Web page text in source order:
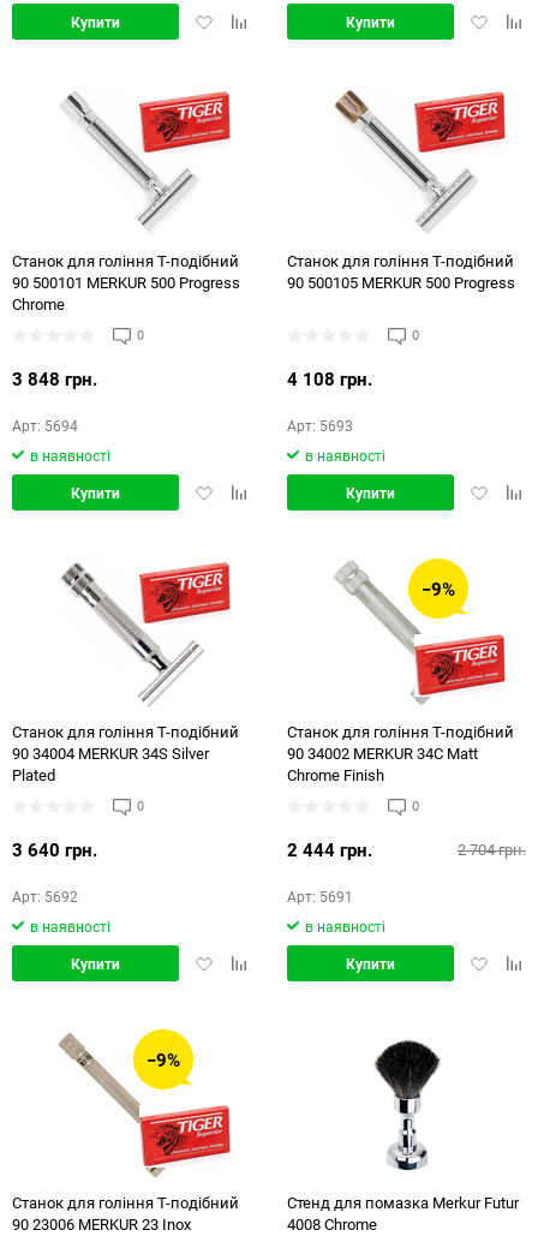
ДодатиДодати
Купити
Додати
Купити
Станок для гоління Т-подібний
90 500101 MERKUR 500 Progress
Chrome
0
3 848 грн.
Арт: 5694
в наявності
ДодатиДодати
Купити
Станок для гоління Т-подібний
90 500105 MERKUR 500 Progress
0
4 108 грн.
Арт: 5693
в наявності
Додати
Купити
Станок для гоління Т-подібний
90 34004 MERKUR 34S Silver
Plated
0
3 640 грн.
Арт: 5692
в наявності
ДодатиДодати
Купити
−9%
Станок для гоління Т-подібний
90 34002 MERKUR 34C Matt
Chrome Finish
0
2 704 грн.
2 444 грн.
Арт: 5691
в наявності
Додати
Купити
−9%
Станок для гоління Т-подібний
90 23006 MERKUR 23 Inox
Стенд для помазка Merkur Futur
4008 Chrome